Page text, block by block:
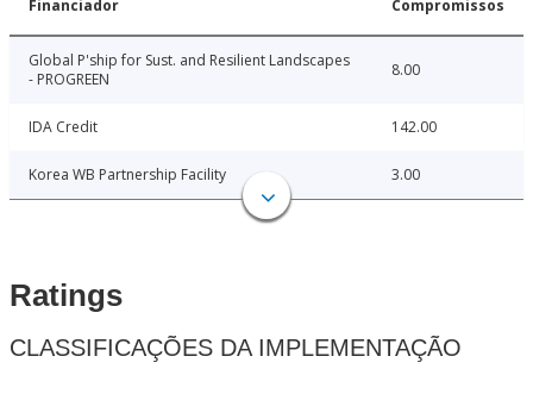
Financiador Compromissos
Global P'ship for Sust. and Resilient Landscapes
- PROGREEN
8.00
IDA Credit 142.00
Korea WB Partnership Facility 3.00
Ratings
CLASSIFICAÇÕES DA IMPLEMENTAÇÃO